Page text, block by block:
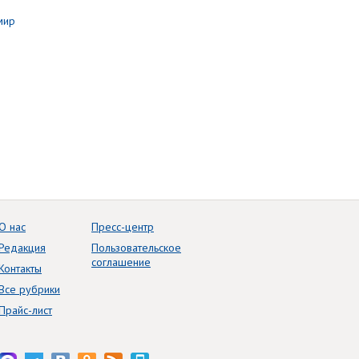
нас
рубрики
лист
Пресс-центр
Пользовательское
соглашение